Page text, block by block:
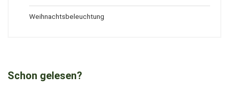
Weihnachtsbeleuchtung
Schon gelesen?